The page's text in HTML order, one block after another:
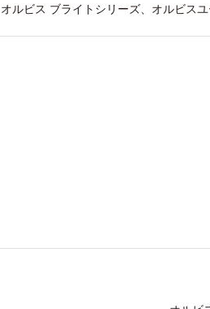
オルビス ブライトシリーズ、オルビス